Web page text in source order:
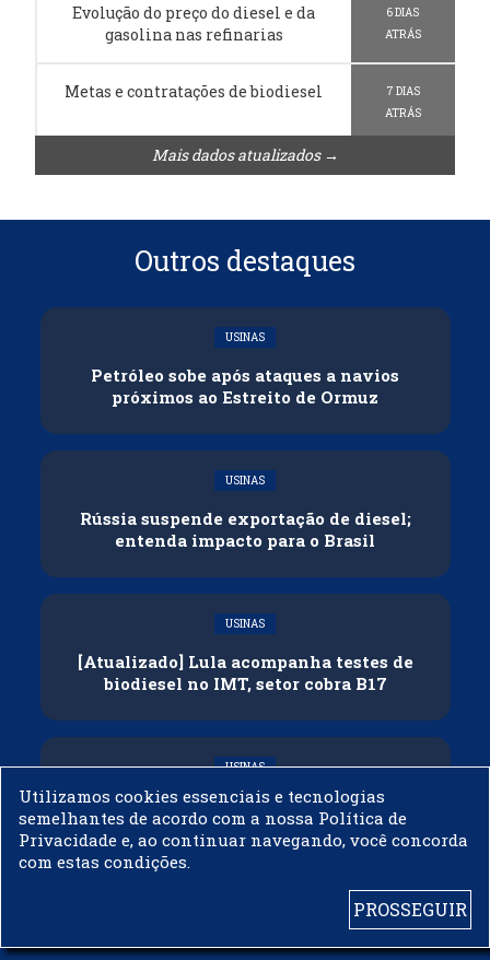
Evolução do preço do diesel e da
gasolina nas refinarias
6 DIAS
ATRÁS
Metas e contratações de biodiesel
7 DIAS
ATRÁS
Mais dados atualizados →
Outros destaques
USINAS
Petróleo sobe após ataques a navios
próximos ao Estreito de Ormuz
USINAS
Rússia suspende exportação de diesel;
entenda impacto para o Brasil
USINAS
[Atualizado] Lula acompanha testes de
biodiesel no IMT, setor cobra B17
USINAS
Governo adia reunião sobre mistura de
etanol na gasolina
Utilizamos cookies essenciais e tecnologias
semelhantes de acordo com a nossa Política de
Privacidade e, ao continuar navegando, você concorda
com estas condições.
PROSSEGUIR